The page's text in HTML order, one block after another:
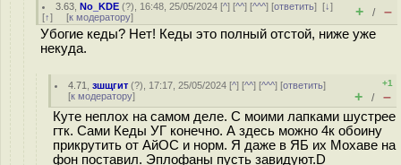
3.63 ,No_KDE (?), 16:48, 25/05/2024 [^] [^^] [^^^] [ответить][↓]
[↑] [к модератору] + / –
Убогие кеды? Нет! Кеды это полный отстой, ниже уже
некуда.
4.71 ,зшщгит (?), 17:17, 25/05/2024 [^] [^^] [^^^] [ответить]
[к модератору]
+1
+ / –
Куте неплох на самом деле. С моими лапками шустрее
гтк. Сами Кеды УГ конечно. А здесь можно 4к обоину
прикрутить от АйОС и норм. Я даже в ЯБ их Мохаве на
фон поставил. Эплофаны пусть завидуют.D